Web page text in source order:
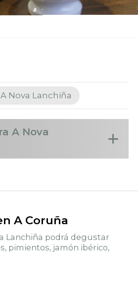
Nova Lanchiña
A Nova
A Coruña
Lanchiña podrá degustar
pimientos, jamón ibérico,